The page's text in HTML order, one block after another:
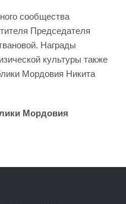
сообщества
Председателя
Награды
культуры также
Мордовия Никита
Мордовия